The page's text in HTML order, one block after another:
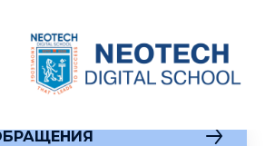
Год Открыт!------------